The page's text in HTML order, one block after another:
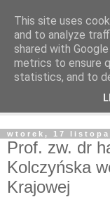
wtorek, 17
Prof. zw. dr
Kolczyńska
Krajowej
This site uses
and to analyze
shared with
metrics to ensure
statistics, and to